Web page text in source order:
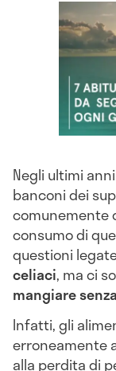
Negli ultimi
banconi dei
comunemente
consumo di
questioni
celiaci, ma ci
mangiare
Infatti, gli
erroneamente
alla perdita di